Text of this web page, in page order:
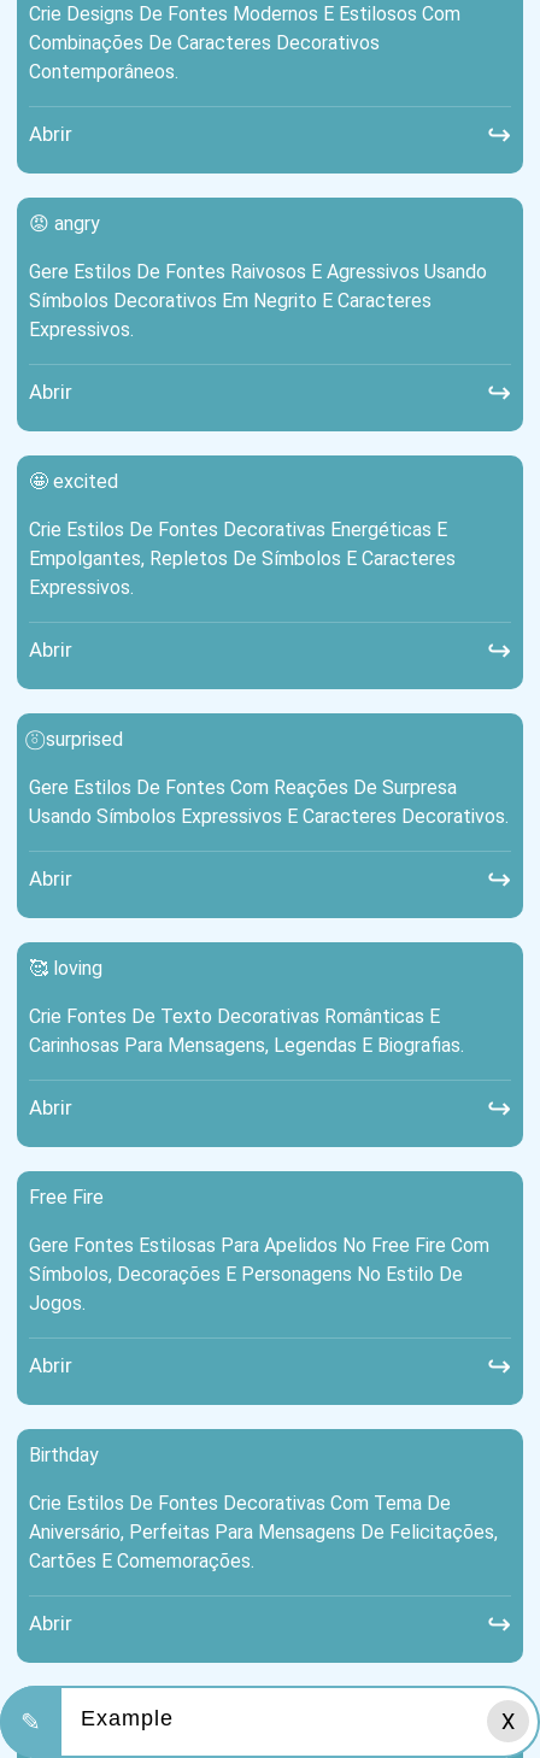
✎ X
Crie Designs De Fontes Modernos E Estilosos Com
Combinações De Caracteres Decorativos
Contemporâneos.
Abrir ↪
😡 angry
Gere Estilos De Fontes Raivosos E Agressivos Usando
Símbolos Decorativos Em Negrito E Caracteres
Expressivos.
Abrir ↪
🤩 excited
Crie Estilos De Fontes Decorativas Energéticas E
Empolgantes, Repletos De Símbolos E Caracteres
Expressivos.
Abrir ↪
⍤⃝ surprised
Gere Estilos De Fontes Com Reações De Surpresa
Usando Símbolos Expressivos E Caracteres Decorativos.
Abrir ↪
🥰 loving
Crie Fontes De Texto Decorativas Românticas E
Carinhosas Para Mensagens, Legendas E Biografias.
Abrir ↪
Free Fire
Gere Fontes Estilosas Para Apelidos No Free Fire Com
Símbolos, Decorações E Personagens No Estilo De
Jogos.
Abrir ↪
Birthday
Crie Estilos De Fontes Decorativas Com Tema De
Aniversário, Perfeitas Para Mensagens De Felicitações,
Cartões E Comemorações.
Abrir ↪
Halloween